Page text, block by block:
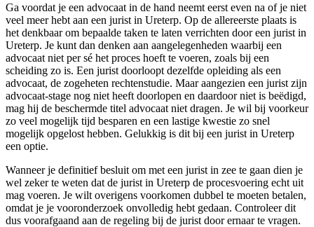
Ga voordat je een advocaat in de hand neemt eerst even na of je niet
veel meer hebt aan een jurist in Ureterp. Op de allereerste plaats is
het denkbaar om bepaalde taken te laten verrichten door een jurist in
Ureterp. Je kunt dan denken aan aangelegenheden waarbij een
advocaat niet per sé het proces hoeft te voeren, zoals bij een
scheiding zo is. Een jurist doorloopt dezelfde opleiding als een
advocaat, de zogeheten rechtenstudie. Maar aangezien een jurist zijn
advocaat-stage nog niet heeft doorlopen en daardoor niet is beëdigd,
mag hij de beschermde titel advocaat niet dragen. Je wil bij voorkeur
zo veel mogelijk tijd besparen en een lastige kwestie zo snel
mogelijk opgelost hebben. Gelukkig is dit bij een jurist in Ureterp
een optie.
Wanneer je definitief besluit om met een jurist in zee te gaan dien je
wel zeker te weten dat de jurist in Ureterp de procesvoering echt uit
mag voeren. Je wilt overigens voorkomen dubbel te moeten betalen,
omdat je je vooronderzoek onvolledig hebt gedaan. Controleer dit
dus voorafgaand aan de regeling bij de jurist door ernaar te vragen.